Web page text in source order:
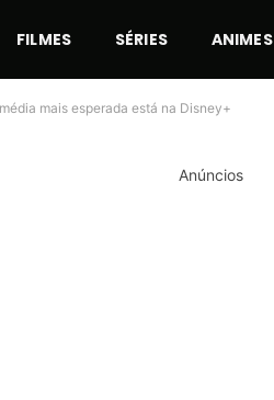
FILMES SÉRIES ANIMES
mais esperada está na Disney+
Anúncios